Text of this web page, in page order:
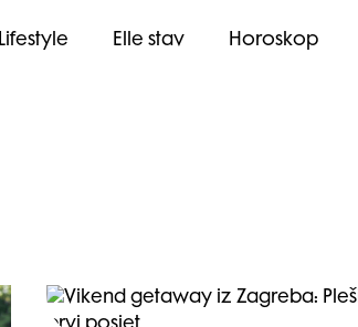
Lifestyle Elle stav Horoskop